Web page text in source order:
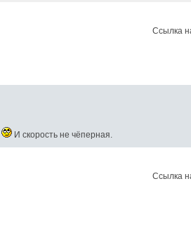
Ссылка
И скорость не чёперная.
Ссылка